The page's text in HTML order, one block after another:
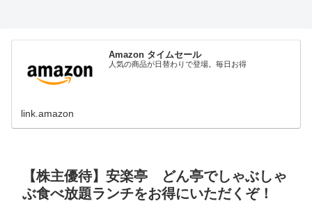
Amazon タイムセール
人気の商品が日替わりで登場。毎日お得
link.amazon
【株主優待】安楽亭 どん亭でしゃぶしゃ
ぶ食べ放題ランチをお得にいただくぞ！